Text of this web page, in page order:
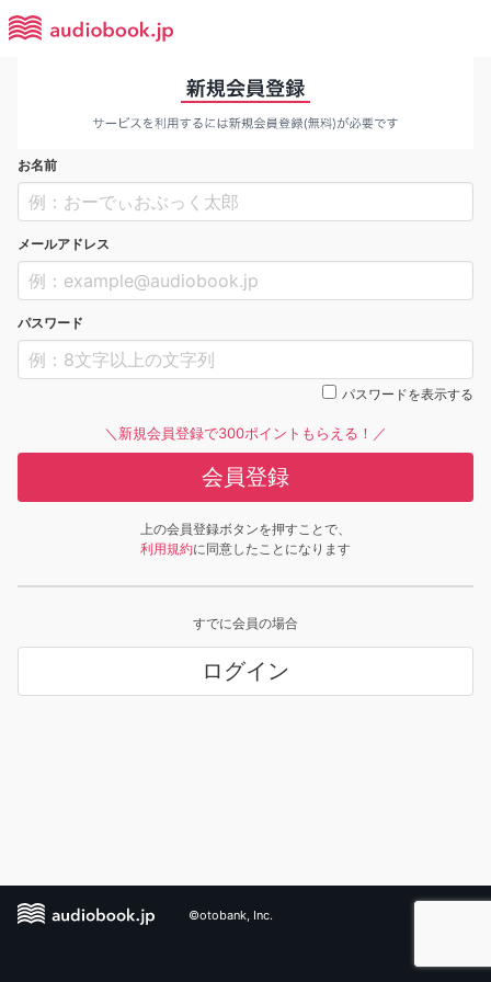
お名前
メールアドレス
パスワード
パスワードを表示する
＼新規会員登録で300ポイントもらえる！／
会員登録
上の会員登録ボタンを押すことで、
利用規約に同意したことになります
すでに会員の場合
ログイン
©otobank, Inc.